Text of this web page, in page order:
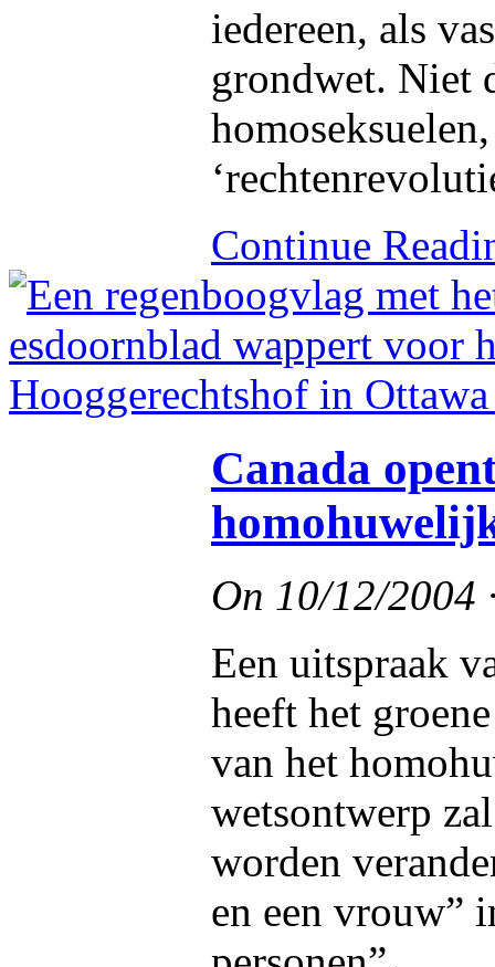
iedereen, als
grondwet. Niet
Continue
Canada
On 10/12/2004
Een uitspraak
heeft het
van het
wetsontwerp
worden
en een vrouw”